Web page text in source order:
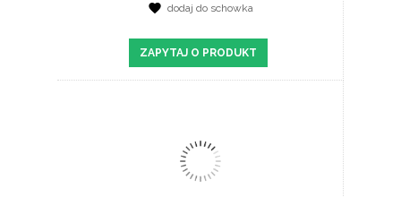
dodaj do schowka
ZAPYTAJ O PRODUKT